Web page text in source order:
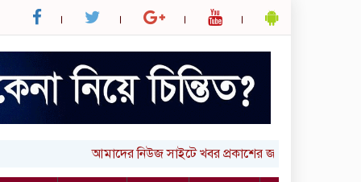
আমাদের নিউজ সাইটে খবর প্রকাশের জন্য আপনার লিখা